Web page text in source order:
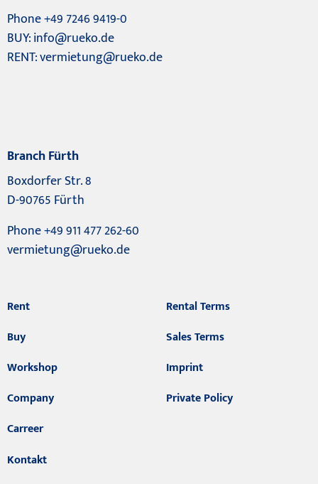
Phone +49 7246 9419-0
BUY:info@rueko.de
RENT:vermietung@rueko.de
Branch Fürth
Boxdorfer Str. 8
D-90765 Fürth
Phone +49 911 477 262-60
vermietung@rueko.de
Rent
Buy
Workshop
Company
Carreer
Kontakt
Rental Terms
Sales Terms
Imprint
Private Policy